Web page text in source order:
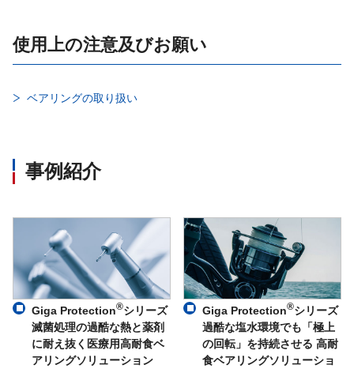
使用上の注意及びお願い
ベアリングの取り扱い
事例紹介
Giga Protection®シリーズ
滅菌処理の過酷な熱と薬剤
に耐え抜く医療用高耐食ベ
アリングソリューション
Giga Protection®シリーズ
過酷な塩水環境でも「極上
の回転」を持続させる 高耐
食ベアリングソリューショ